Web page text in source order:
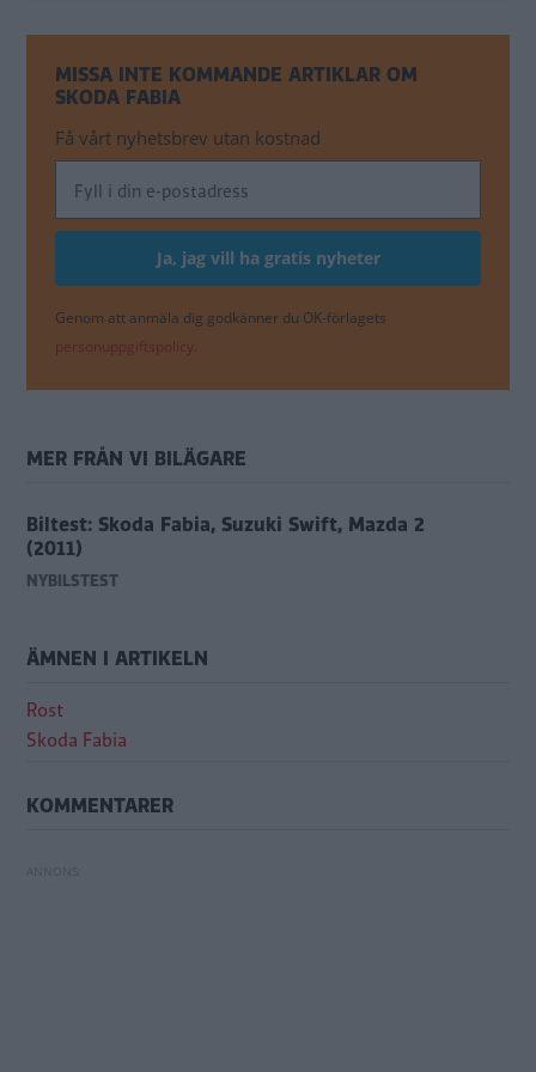
MISSA INTE KOMMANDE ARTIKLAR OM
SKODA FABIA
Få vårt nyhetsbrev utan kostnad
Genom att anmäla dig godkänner du OK-förlagets
personuppgiftspolicy.
MER FRÅN VI BILÄGARE
Biltest: Skoda Fabia, Suzuki Swift, Mazda 2
(2011)
NYBILSTEST
ÄMNEN I ARTIKELN
Rost
Skoda Fabia
KOMMENTARER